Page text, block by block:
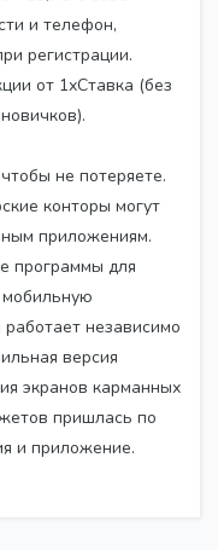
и телефон,
регистрации.
от 1хСтавка (без
не потеряете.
конторы могут
приложениям.
программы для
мобильную
независимо
версия
экранов карманных
пришлась по
и приложение.